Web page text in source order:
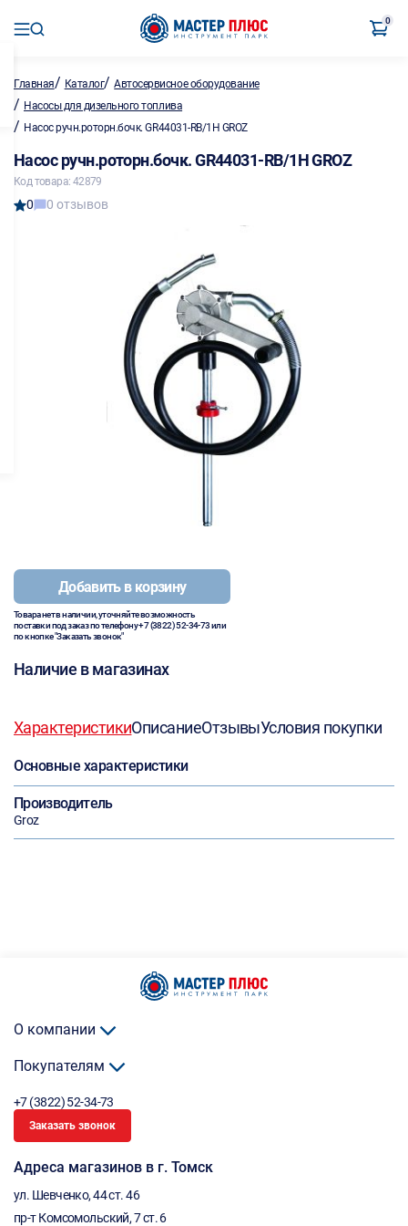
0
Главная/ Каталог/Автосервисное оборудование
/ Насосы для дизельного топлива
/ Насос ручн.роторн.бочк. GR44031-RB/1H GROZ
Насос ручн.роторн.бочк. GR44031-RB/1H GROZ
Код товара: 42879
0 0 отзывов
Добавить в корзину
Товара нет в наличии, уточняйте возможность
поставки под заказ по телефону+7 (3822) 52-34-73или
по кнопке "Заказать звонок"
Наличие в магазинах
ХарактеристикиОписаниеОтзывыУсловия покупки
Основные характеристики
Производитель
Groz
О компании
Покупателям
+7 (3822) 52-34-73
Заказать звонок
Адреса магазинов в г. Томск
ул. Шевченко, 44 ст. 46
пр-т Комсомольский, 7 ст. 6